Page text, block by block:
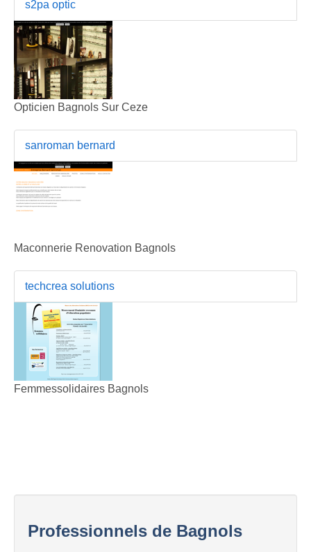
s2pa optic
Opticien Bagnols Sur Ceze
sanroman bernard
Maconnerie Renovation Bagnols
techcrea solutions
Femmessolidaires Bagnols
Professionnels de Bagnols